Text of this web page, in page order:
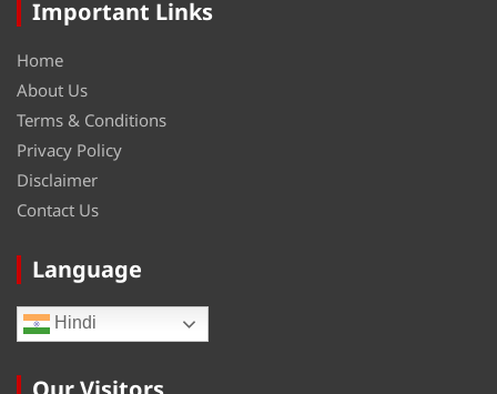
Important Links
Home
About Us
Terms & Conditions
Privacy Policy
Disclaimer
Contact Us
Language
Hindi